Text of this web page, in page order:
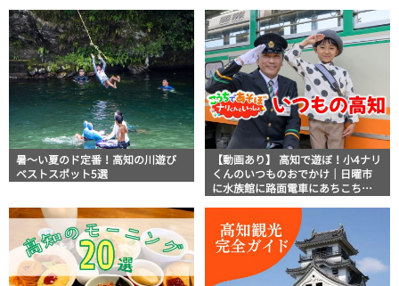
説！
暑～い夏のド定番！高知の川遊び
ベストスポット5選
【動画あり】 高知で遊ぼ！小4ナリ
くんのいつものおでかけ｜日曜市
に水族館に路面電車にあちこち巡